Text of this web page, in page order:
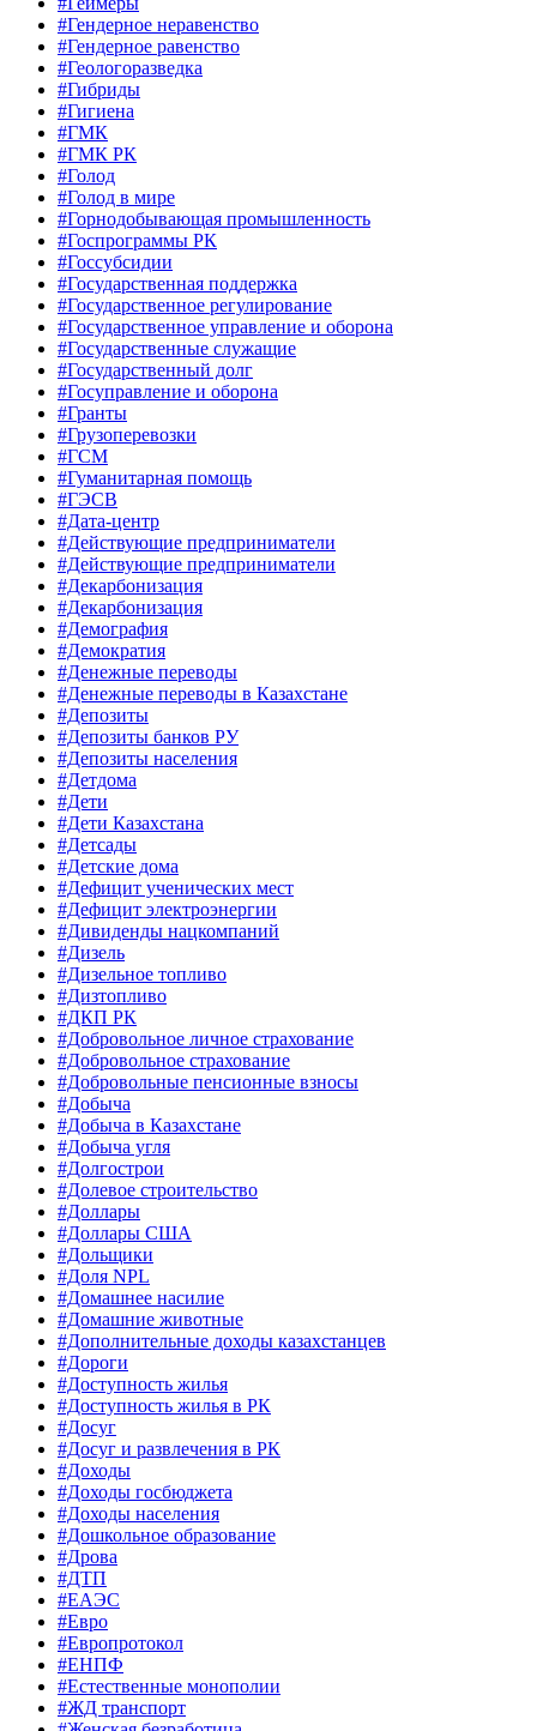
#Гендерное неравенство
#Гендерное равенство
#Геологоразведка
#Гибриды
#Гигиена
#ГМК
#ГМК РК
#Голод
#Голод в мире
#Горнодобывающая промышленность
#Госпрограммы РК
#Госсубсидии
#Государственная поддержка
#Государственное регулирование
#Государственное управление и оборона
#Государственные служащие
#Государственный долг
#Госуправление и оборона
#Гранты
#Грузоперевозки
#ГСМ
#Гуманитарная помощь
#ГЭСВ
#Дата-центр
#Действующие предприниматели
#Действующие предприниматели
#Декарбонизация
#Декарбонизация
#Демография
#Демократия
#Денежные переводы
#Денежные переводы в Казахстане
#Депозиты
#Депозиты банков РУ
#Депозиты населения
#Детдома
#Дети
#Дети Казахстана
#Детсады
#Детские дома
#Дефицит ученических мест
#Дефицит электроэнергии
#Дивиденды нацкомпаний
#Дизель
#Дизельное топливо
#Дизтопливо
#ДКП РК
#Добровольное личное страхование
#Добровольное страхование
#Добровольные пенсионные взносы
#Добыча
#Добыча в Казахстане
#Добыча угля
#Долгострои
#Долевое строительство
#Доллары
#Доллары США
#Дольщики
#Доля NPL
#Домашнее насилие
#Домашние животные
#Дополнительные доходы казахстанцев
#Дороги
#Доступность жилья
#Доступность жилья в РК
#Досуг
#Досуг и развлечения в РК
#Доходы
#Доходы госбюджета
#Доходы населения
#Дошкольное образование
#Дрова
#ДТП
#ЕАЭС
#Евро
#Европротокол
#ЕНПФ
#Естественные монополии
#ЖД транспорт